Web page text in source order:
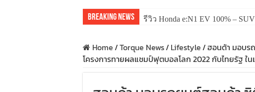
Breaking News รีวิว Honda e:N1 EV 100% –
Home/Torque News/ Lifestyle/ฮอนด้า มอบร
โครงการทายผลแชมป์ฟุตบอลโลก 2022 กับไทยรัฐ ใ